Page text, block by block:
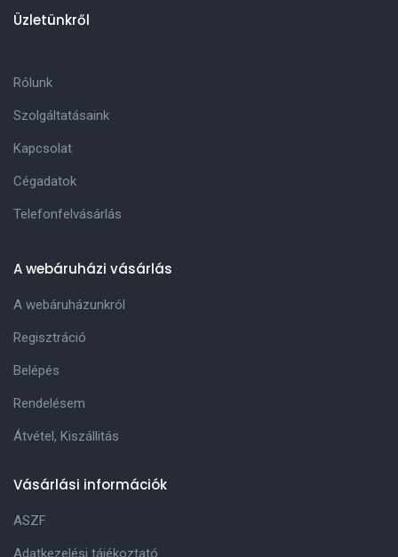
Üzletünkről
Rólunk
Szolgáltatásaink
Kapcsolat
Cégadatok
Telefonfelvásárlás
A webáruházi vásárlás
A webáruházunkról
Regisztráció
Belépés
Rendelésem
Átvétel, Kiszállitás
Vásárlási információk
ASZF